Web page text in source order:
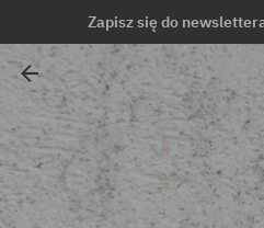
Zapisz się do